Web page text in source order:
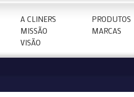
A CLINERS
PRODUTOS
MISSÃO
MARCAS
VISÃO